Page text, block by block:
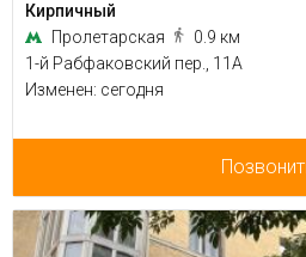
Кирпичный
Пролетарская
0.9 км
1-й Рабфаковский пер., 11А
Изменен: сегодня